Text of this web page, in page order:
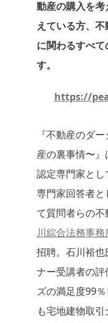
動産の購入を
えている方、
に関わるすべ
す。
https://
『不動産のダ
産の裏事情〜
認定専門家とし
専門家回答者
て質問者らの
川綜合法務事
招聘。石川裕也
ナー受講者の
ズの満足度99
も宅地建物取